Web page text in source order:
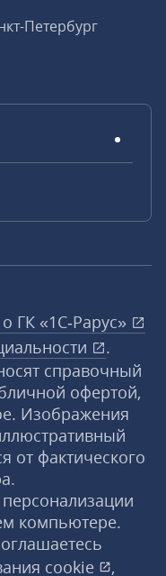
Петербург
ГК «1С‑Рарус»
.
справочный
офертой,
Изображения
от фактического
компьютере.
cookie
,